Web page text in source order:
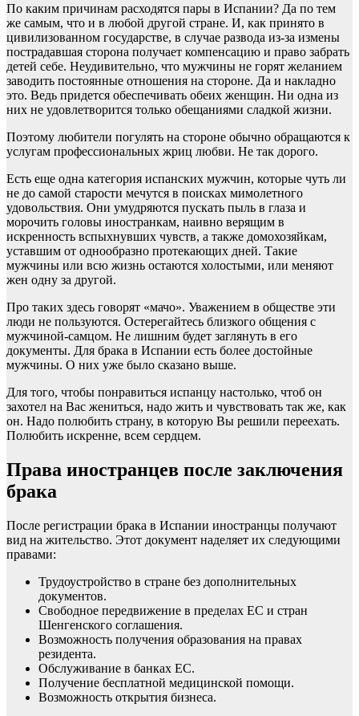
По каким причинам расходятся пары в Испании? Да по тем
же самым, что и в любой другой стране. И, как принято в
цивилизованном государстве, в случае развода из-за измены
пострадавшая сторона получает компенсацию и право забрать
детей себе. Неудивительно, что мужчины не горят желанием
заводить постоянные отношения на стороне. Да и накладно
это. Ведь придется обеспечивать обеих женщин. Ни одна из
них не удовлетворится только обещаниями сладкой жизни.
Поэтому любители погулять на стороне обычно обращаются к
услугам профессиональных жриц любви. Не так дорого.
Есть еще одна категория испанских мужчин, которые чуть ли
не до самой старости мечутся в поисках мимолетного
удовольствия. Они умудряются пускать пыль в глаза и
морочить головы иностранкам, наивно верящим в
искренность вспыхнувших чувств, а также домохозяйкам,
уставшим от однообразно протекающих дней. Такие
мужчины или всю жизнь остаются холостыми, или меняют
жен одну за другой.
Про таких здесь говорят «мачо». Уважением в обществе эти
люди не пользуются. Остерегайтесь близкого общения с
мужчиной-самцом. Не лишним будет заглянуть в его
документы. Для брака в Испании есть более достойные
мужчины. О них уже было сказано выше.
Для того, чтобы понравиться испанцу настолько, чтоб он
захотел на Вас жениться, надо жить и чувствовать так же, как
он. Надо полюбить страну, в которую Вы решили переехать.
Полюбить искренне, всем сердцем.
Права иностранцев после заключения
брака
После регистрации брака в Испании иностранцы получают
вид на жительство. Этот документ наделяет их следующими
правами:
Трудоустройство в стране без дополнительных
документов.
Свободное передвижение в пределах ЕС и стран
Шенгенского соглашения.
Возможность получения образования на правах
резидента.
Обслуживание в банках ЕС.
Получение бесплатной медицинской помощи.
Возможность открытия бизнеса.